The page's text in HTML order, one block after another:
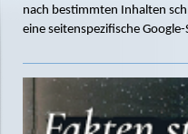
nach bestimmten Inhalten
eine seitenspezifische